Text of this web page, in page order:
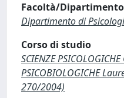
Facoltà/Dipartimento
Dipartimento di
Corso di studio
SCIENZE
PSICOBIOLOGICHE
270/2004)